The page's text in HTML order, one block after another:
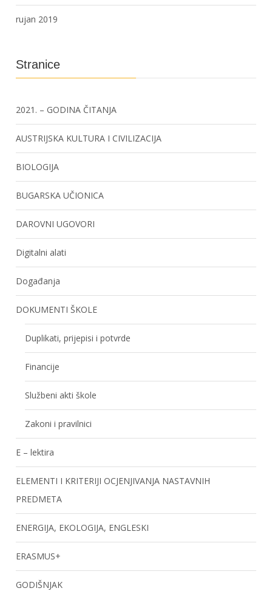
rujan 2019
Stranice
2021. – GODINA ČITANJA
AUSTRIJSKA KULTURA I CIVILIZACIJA
BIOLOGIJA
BUGARSKA UČIONICA
DAROVNI UGOVORI
Digitalni alati
Događanja
DOKUMENTI ŠKOLE
Duplikati, prijepisi i potvrde
Financije
Službeni akti škole
Zakoni i pravilnici
E – lektira
ELEMENTI I KRITERIJI OCJENJIVANJA NASTAVNIH
PREDMETA
ENERGIJA, EKOLOGIJA, ENGLESKI
ERASMUS+
GODIŠNJAK